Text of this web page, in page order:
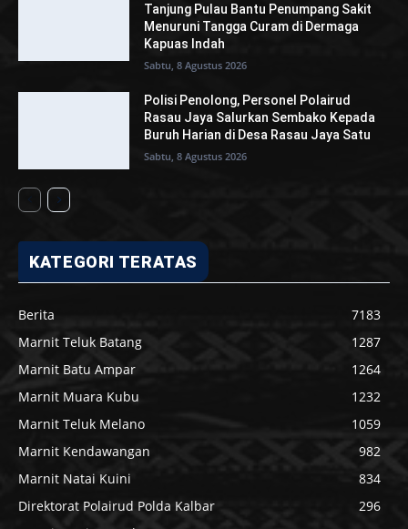
Tanjung Pulau Bantu Penumpang Sakit
Menuruni Tangga Curam di Dermaga
Kapuas Indah
Sabtu, 8 Agustus 2026
Polisi Penolong, Personel Polairud
Rasau Jaya Salurkan Sembako Kepada
Buruh Harian di Desa Rasau Jaya Satu
Sabtu, 8 Agustus 2026
KATEGORI TERATAS
Berita
7183
Marnit Teluk Batang
1287
Marnit Batu Ampar
1264
Marnit Muara Kubu
1232
Marnit Teluk Melano
1059
Marnit Kendawangan
982
Marnit Natai Kuini
834
Direktorat Polairud Polda Kalbar
296